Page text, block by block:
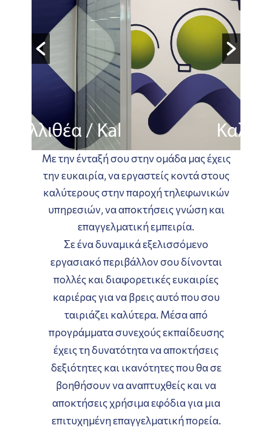
Με την ένταξή σου στην ομάδα μας έχεις
την ευκαιρία, να εργαστείς κοντά στους
καλύτερους στην παροχή τηλεφωνικών
υπηρεσιών, να αποκτήσεις γνώση και
επαγγελματική εμπειρία.
Σε ένα δυναμικά εξελισσόμενο
εργασιακό περιβάλλον σου δίνονται
πολλές και διαφορετικές ευκαιρίες
καριέρας για να βρεις αυτό που σου
ταιριάζει καλύτερα. Μέσα από
προγράμματα συνεχούς εκπαίδευσης
έχεις τη δυνατότητα να αποκτήσεις
δεξιότητες και ικανότητες που θα σε
βοηθήσουν να αναπτυχθείς και να
αποκτήσεις χρήσιμα εφόδια για μια
επιτυχημένη επαγγελματική πορεία.